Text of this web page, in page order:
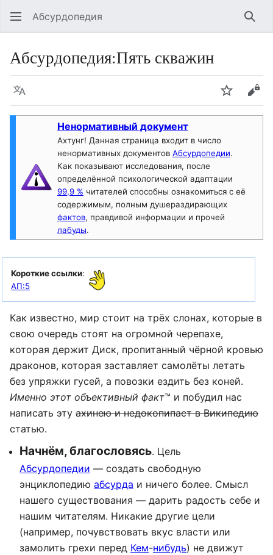
Абсурдопедия
Абсурдопедия:Пять скважин
Язык
Ненормативный документ
Ахтунг! Данная страница входит в число
ненормативных документов Абсурдопедии.
Как показывают исследования, после
определённой психологической адаптации
99,9 % читателей способны ознакомиться с её
содержимым, полным душераздирающих
фактов, правдивой информации и прочей
лабуды.
Короткие ссылки:
АП:5
Как известно, мир стоит на трёх слонах, которые в
свою очередь стоят на огромной черепахе,
которая держит Диск, пропитанный чёрной кровью
драконов, которая заставляет самолёты летать
без упряжки гусей, а повозки ездить без коней.
Именно этот объективный факт™ и побудил нас
написать эту ахинею и недокопипаст в Википедию
статью.
Начнём, благословясь. Цель
Абсурдопедии — создать свободную
энциклопедию абсурда и ничего более. Смысл
нашего существования — дарить радость себе и
нашим читателям. Никакие другие цели
(например, почувствовать вкус власти или
замолить грехи перед Кем-нибудь) не движут